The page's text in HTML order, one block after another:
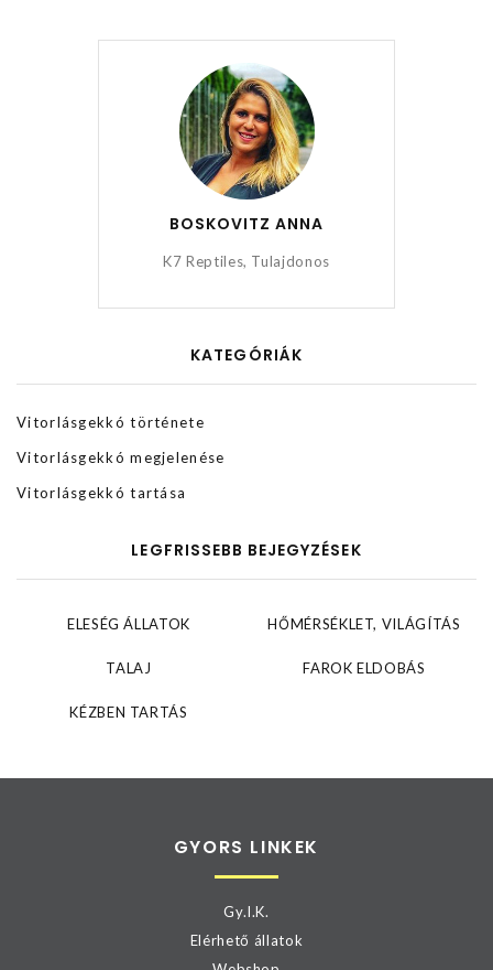
BOSKOVITZ ANNA
K7 Reptiles, Tulajdonos
KATEGÓRIÁK
Vitorlásgekkó története
Vitorlásgekkó megjelenése
Vitorlásgekkó tartása
LEGFRISSEBB BEJEGYZÉSEK
ELESÉG ÁLLATOK HŐMÉRSÉKLET, VILÁGÍTÁS
TALAJ FAROK ELDOBÁS
KÉZBEN TARTÁS
GYORS LINKEK
Gy.I.K.
Elérhető állatok